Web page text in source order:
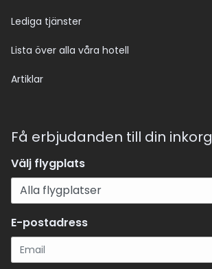
Lediga tjänster
Lista över alla våra hotell
Artiklar
Få erbjudanden till din inkorg
Välj flygplats
E-postadress